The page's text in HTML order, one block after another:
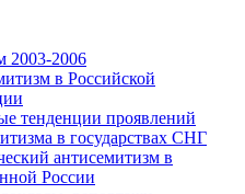
2003-2006
в Российской
тенденции проявлений
в государствах СНГ
антисемитизм в
России